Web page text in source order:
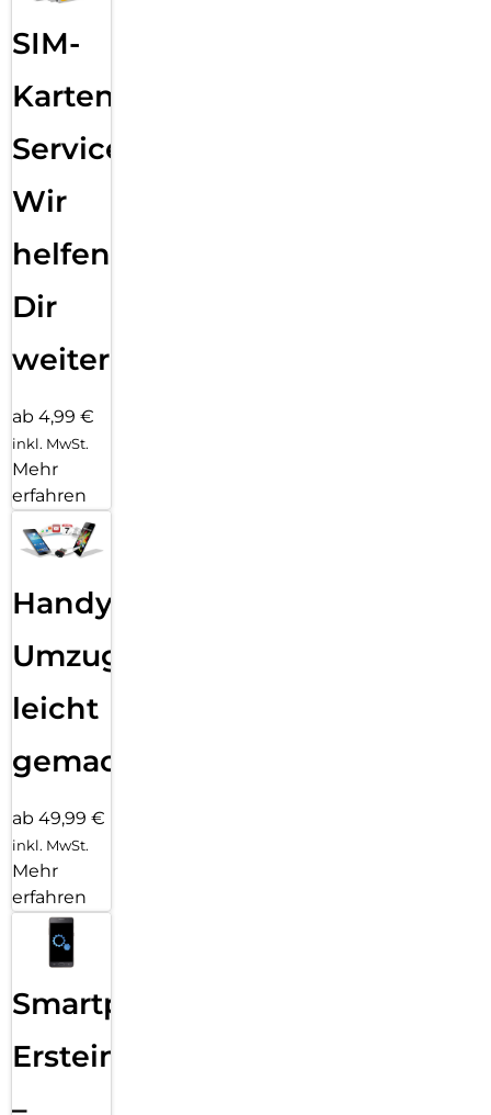
SIM-
Karten
Service:
Wir
helfen
Dir
weiter
ab 4,99 €
inkl. MwSt.
Mehr
erfahren
Handy
Umzug
leicht
gemacht!
ab 49,99 €
inkl. MwSt.
Mehr
erfahren
Smartphone
Ersteinrichtung